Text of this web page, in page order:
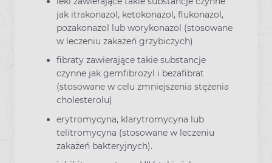
jak itrakonazol, ketokonazol, flukonazol,
pozakonazol lub worykonazol (stosowane
w leczeniu zakażeń grzybiczych)
fibraty zawierające takie substancje
czynne jak gemfibrozyl i bezafibrat
(stosowane w celu zmniejszenia stężenia
cholesterolu)
erytromycyna, klarytromycyna lub
telitromycyna (stosowane w leczeniu
zakażeń bakteryjnych).